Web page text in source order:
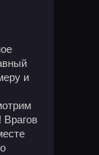
и
Врагов